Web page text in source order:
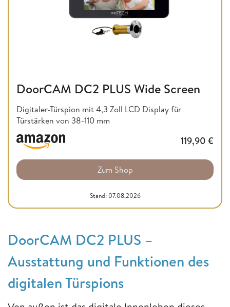
DoorCAM DC2 PLUS Wide Screen
Digitaler-Türspion mit 4,3 Zoll LCD Display für
Türstärken von 38-110 mm
119,90 €
Zum Shop
Stand: 07.08.2026
DoorCAM DC2 PLUS –
Ausstattung und Funktionen des
digitalen Türspions